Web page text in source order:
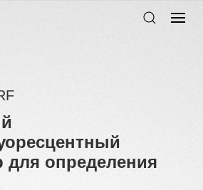
для определения